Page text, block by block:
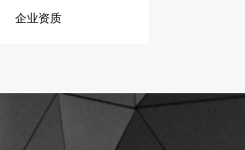
企业资质